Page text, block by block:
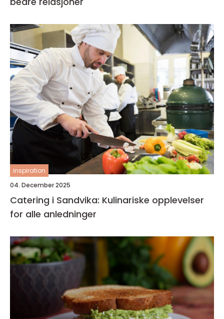
inspiration
04. December 2025
Catering i Sandvika: Kulinariske opplevelser
for alle anledninger